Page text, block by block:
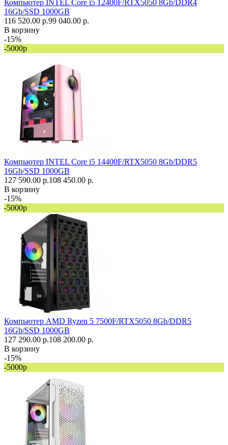
Компьютер INTEL Core i5 12400F/RTX5050 8Gb/DDR4
16Gb/SSD 1000GB
116 520.00 р.99 040.00 р.
В корзину
-15%
-5000р
Компьютер INTEL Core i5 14400F/RTX5050 8Gb/DDR5
16Gb/SSD 1000GB
127 590.00 р.108 450.00 р.
В корзину
-15%
-5000р
Компьютер AMD Ryzen 5 7500F/RTX5050 8Gb/DDR5
16Gb/SSD 1000GB
127 290.00 р.108 200.00 р.
В корзину
-15%
-5000р